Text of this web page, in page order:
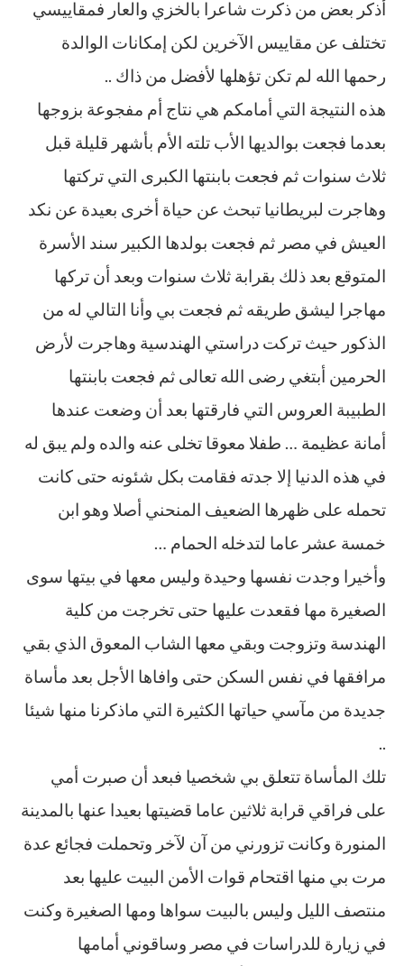
أذكر بعض من ذكرت شاعرا بالخزي والعار فمقاييسي
تختلف عن مقاييس الآخرين لكن إمكانات الوالدة
رحمها الله لم تكن تؤهلها لأفضل من ذاك ..
هذه النتيجة التي أمامكم هي نتاج أم مفجوعة بزوجها
بعدما فجعت بوالديها الأب تلته الأم بأشهر قليلة قبل
ثلاث سنوات ثم فجعت بابنتها الكبرى التي تركتها
وهاجرت لبريطانيا تبحث عن حياة أخرى بعيدة عن نكد
العيش في مصر ثم فجعت بولدها الكبير سند الأسرة
المتوقع بعد ذلك بقرابة ثلاث سنوات وبعد أن تركها
مهاجرا ليشق طريقه ثم فجعت بي وأنا التالي له من
الذكور حيث تركت دراستي الهندسية وهاجرت لأرض
الحرمين أبتغي رضى الله تعالى ثم فجعت بابنتها
الطبيبة العروس التي فارقتها بعد أن وضعت عندها
أمانة عظيمة … طفلا معوقا تخلى عنه والده ولم يبق له
في هذه الدنيا إلا جدته فقامت بكل شئونه حتى كانت
تحمله على ظهرها الضعيف المنحني أصلا وهو ابن
خمسة عشر عاما لتدخله الحمام …
وأخيرا وجدت نفسها وحيدة وليس معها في بيتها سوى
الصغيرة مها فقعدت عليها حتى تخرجت من كلية
الهندسة وتزوجت وبقي معها الشاب المعوق الذي بقي
مرافقها في نفس السكن حتى وافاها الأجل بعد مأساة
جديدة من مآسي حياتها الكثيرة التي ماذكرنا منها شيئا
..
تلك المأساة تتعلق بي شخصيا فبعد أن صبرت أمي
على فراقي قرابة ثلاثين عاما قضيتها بعيدا عنها بالمدينة
المنورة وكانت تزورني من آن لآخر وتحملت فجائع عدة
مرت بي منها اقتحام قوات الأمن البيت عليها بعد
منتصف الليل وليس بالبيت سواها ومها الصغيرة وكنت
في زيارة للدراسات في مصر وساقوني أمامها